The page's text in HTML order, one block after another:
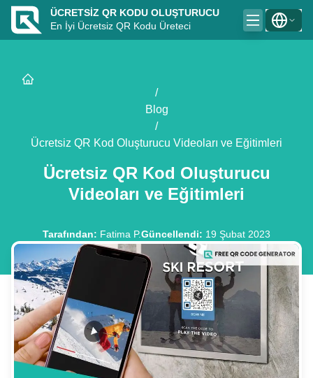
ÜCRETSIZ QR KODU OLUŞTURUCU
En İyi Ücretsiz QR Kodu Üreteci
/
Blog
/
Ücretsiz QR Kod Oluşturucu Videoları ve Eğitimleri
Ücretsiz QR Kod Oluşturucu
Videoları ve Eğitimleri
Tarafından: Fatima P.Güncellendi: 19 Şubat 2023